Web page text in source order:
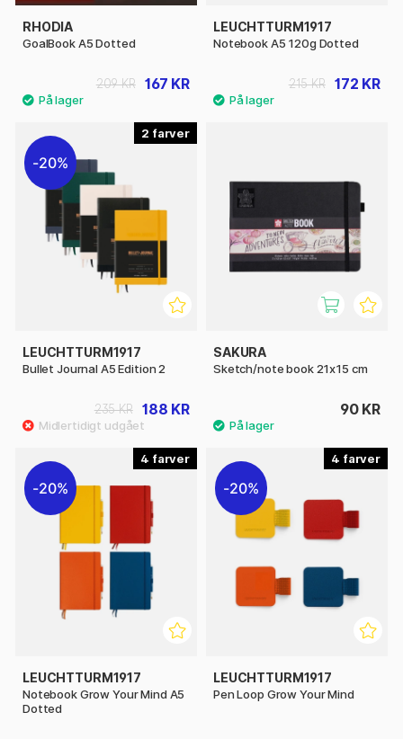
RHODIA
GoalBook A5 Dotted
167 KR
209 KR
LEUCHTTURM1917
Notebook A5 120g Dotted
172 KR
215 KR
2
20%
LEUCHTTURM1917
Bullet Journal A5 Edition 2
188 KR
235 KR
SAKURA
Sketch/note book 21x15 cm
90 KR
4
20%
LEUCHTTURM1917
Notebook Grow Your Mind A5
Dotted
4
20%
LEUCHTTURM1917
Pen Loop Grow Your Mind